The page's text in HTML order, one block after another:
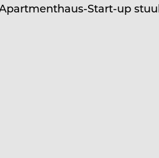
Start-up